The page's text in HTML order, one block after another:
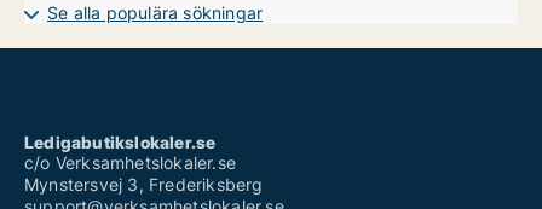
Se alla populära sökningar
Ledigabutikslokaler.se
c/o Verksamhetslokaler.se
Mynstersvej 3, Frederiksberg